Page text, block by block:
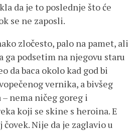
da je to poslednje što će
se ne zaposli.
zločesto, palo na pamet, ali
ga podsetim na njegovu staru
da baca okolo kad god bi
vernika, a bivšeg
nema ničeg goreg i
koji se skine s heroina. E
čovek. Nije da je zaglavio u